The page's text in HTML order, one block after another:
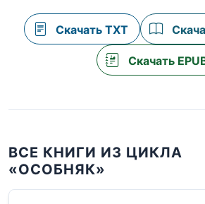
Скачать TXT
Скачать
ВСЕ КНИГИ ИЗ ЦИКЛА
«ОСОБНЯК»